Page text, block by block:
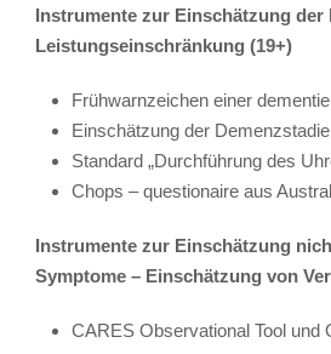
Instrumente zur Einschätzung der
Leistungseinschränkung (19+)
Frühwarnzeichen einer
Einschätzung der
Standard „Durchführung des
Chops – questionaire aus
Instrumente zur Einschätzung
Symptome – Einschätzung von
CARES Observational Tool und